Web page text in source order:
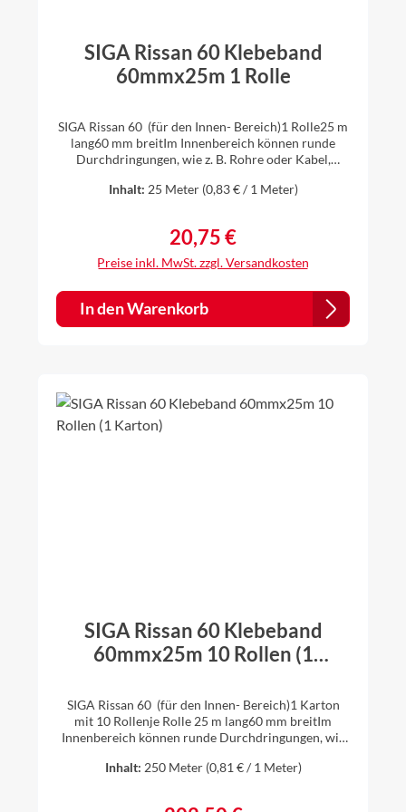
SIGA Rissan 60 Klebeband
60mmx25m 1 Rolle
SIGA Rissan 60 (für den Innen- Bereich)1 Rolle25 m
lang60 mm breitIm Innenbereich können runde
Durchdringungen, wie z. B. Rohre oder Kabel,
klebenden Hochleistungsband SIGA Rissan 60
dicht um Rohre und Kabel dehnbar hält trotz
Baubewegungen dicht geeignete Untergründe:
Holz Harte
Holzwerkstoffplatten Gipsfaserplatten Gipskartonpl
atten Metall Harter Kunststoff geeignete Bahnen:
Dampfbrems-Bahnen Dampfsperr-Bahnen glatte bis
Inhalt: 25 Meter (0,83 € / 1 Meter)
Regulärer Preis:
20,75 €
Preise inkl. MwSt. zzgl. Versandkosten
In den Warenkorb
SIGA Rissan 60 Klebeband
60mmx25m 10 Rollen (1
SIGA Rissan 60 (für den Innen- Bereich)1 Karton
mit 10 Rollenje Rolle 25 m lang60 mm breitIm
Innenbereich können runde Durchdringungen, wie
mit dem einseitig klebenden Hochleistungsband
Inhalt: 250 Meter (0,81 € / 1 Meter)